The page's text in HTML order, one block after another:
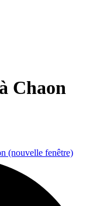
Chaon
(nouvelle fenêtre)